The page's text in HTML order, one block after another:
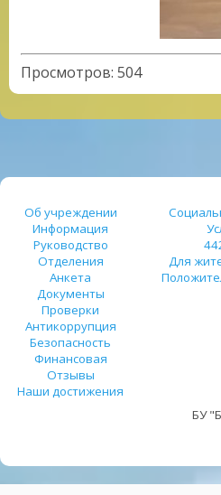
Просмотров: 504
Об учреждении
Информация
Руководство
Отделения
Анкета
Документы
Проверки
Антикоррупция
Безопасность
Финансовая
Отзывы
Наши достижения
Для
БУ